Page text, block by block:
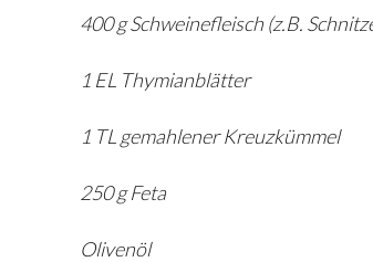
400 g Schweinefleisch (z.B.
1 EL Thymianblätter
1 TL gemahlener Kreuzkümmel
250 g Feta
Olivenöl